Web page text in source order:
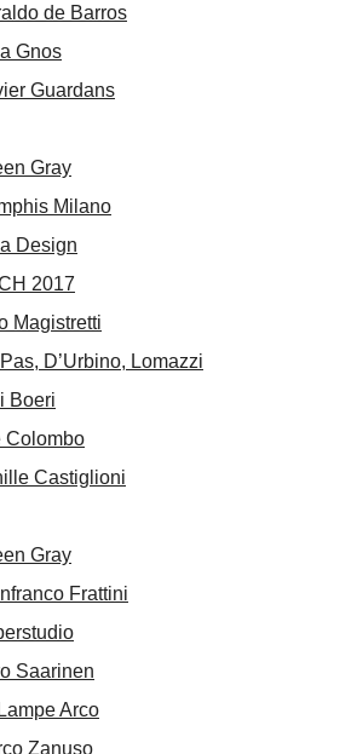
de Barros
Gnos
Guardans
Gray
Milano
Design
2017
Magistretti
D’Urbino, Lomazzi
Boeri
Colombo
Castiglioni
Gray
Frattini
Saarinen
Arco
Zanuso